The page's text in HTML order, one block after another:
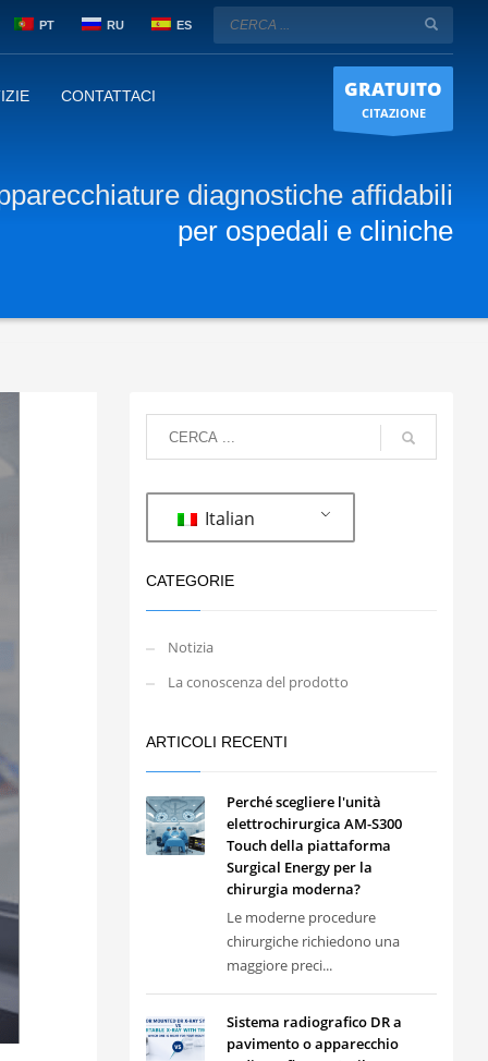
PT RU ES
CONTATTACI GRATUITO
CITAZIONE
diagnostiche affidabili
per ospedali e cliniche
Italian
CATEGORIE
Notizia
La conoscenza del prodotto
ARTICOLI RECENTI
Perché scegliere l'unità
elettrochirurgica AM-S300
Touch della piattaforma
Surgical Energy per la
chirurgia moderna?
Le moderne procedure
chirurgiche richiedono una
maggiore preci...
Sistema radiografico DR a
pavimento o apparecchio